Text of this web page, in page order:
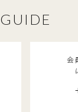
GUIDE
会